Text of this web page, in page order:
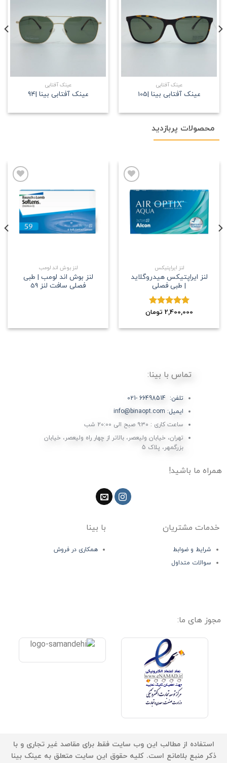
علاقه
مندی
عینک آفتابی
عینک آفتابی بینا |105
علاقه
مندی
عینک آفتابی
عینک آفتابی بینا |94
محصولات پربازدید
مندی
لنز ایراپتیکس
لنز ایراپتیکس هیدروگلاید
| طبی فصلی
نمره5.002,400,000 تومان
علاقه
مندی
لنز بوش اند لومب
لنز بوش اند لومب | طبی
فصلی سافت لنز 59
تماس با بینا:
تلفن: 66498514 -021
ایمیل: info@binaopt.com
ساعت کاری : ۹:۳۰ صبح الی 20:00 شب
تهران، خیابان ولیعصر، بالاتر از چهار راه ولیعصر، خیابان
بزرگمهر، پلاک 5
همراه ما باشید!
خدمات مشتریان
شرایط و ضوابط
سوالات متداول
با بینا
همکاری در فروش
مجوز های ما:
استفاده از مطالب این وب سایت فقط برای مقاصد غیر تجاری و با
ذکر منبع بلامانع است. کلیه حقوق این سایت متعلق به عینک بینا